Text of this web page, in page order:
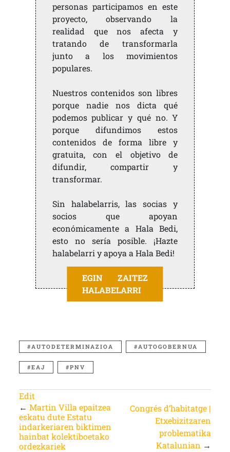
personas participamos en este
proyecto, observando la
realidad que nos afecta y
tratando de transformarla
junto a los movimientos
populares.
Nuestros contenidos son libres
porque nadie nos dicta qué
podemos publicar y qué no. Y
porque difundimos estos
contenidos de forma libre y
gratuita, con el objetivo de
difundir, compartir y
transformar.
Sin halabelarris, las socias y
socios que apoyan
económicamente a Hala Bedi,
esto no sería posible. ¡Hazte
halabelarri y apoya a Hala Bedi!
EGIN ZAITEZ
HALABELARRI
AUTODETERMINAZIOA AUTOGOBERNUA
EAJ PNV
Edit
← Martin Villa epaitzea
eskatu dute Estatu
indarkeriaren biktimen
hainbat kolektiboetako
ordezkariek
Congrés d’habitatge |
Etxebizitzaren
problematika
Katalunian →